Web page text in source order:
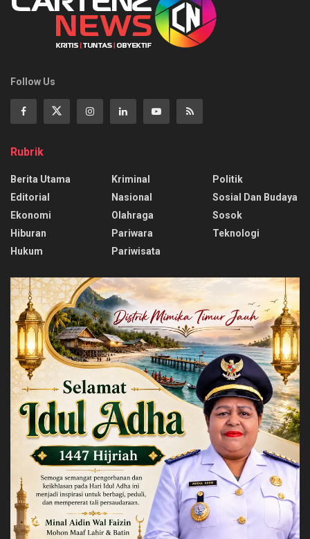
Follow Us
Rubrik
Berita Utama
Editorial
Ekonomi
Hiburan
Hukum
Kriminal
Nasional
Olahraga
Pariwara
Pariwisata
Politik
Sosial Dan Budaya
Sosok
Teknologi